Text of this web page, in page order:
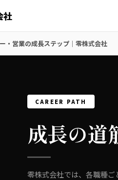
社
・営業の成長ステップ｜零株式会社
CAREER PATH
成長の道
零株式会社では、各職種ご